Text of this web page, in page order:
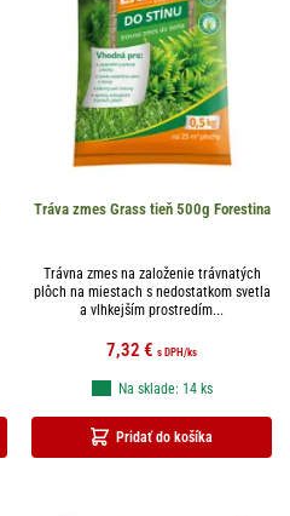
Tráva zmes Grass tieň 500g Forestina
Trávna zmes na založenie trávnatých
plôch na miestach s nedostatkom svetla
a vlhkejším prostredím...
7,32 € s DPH /ks
Pridať do košíka
Na sklade: 14 ks